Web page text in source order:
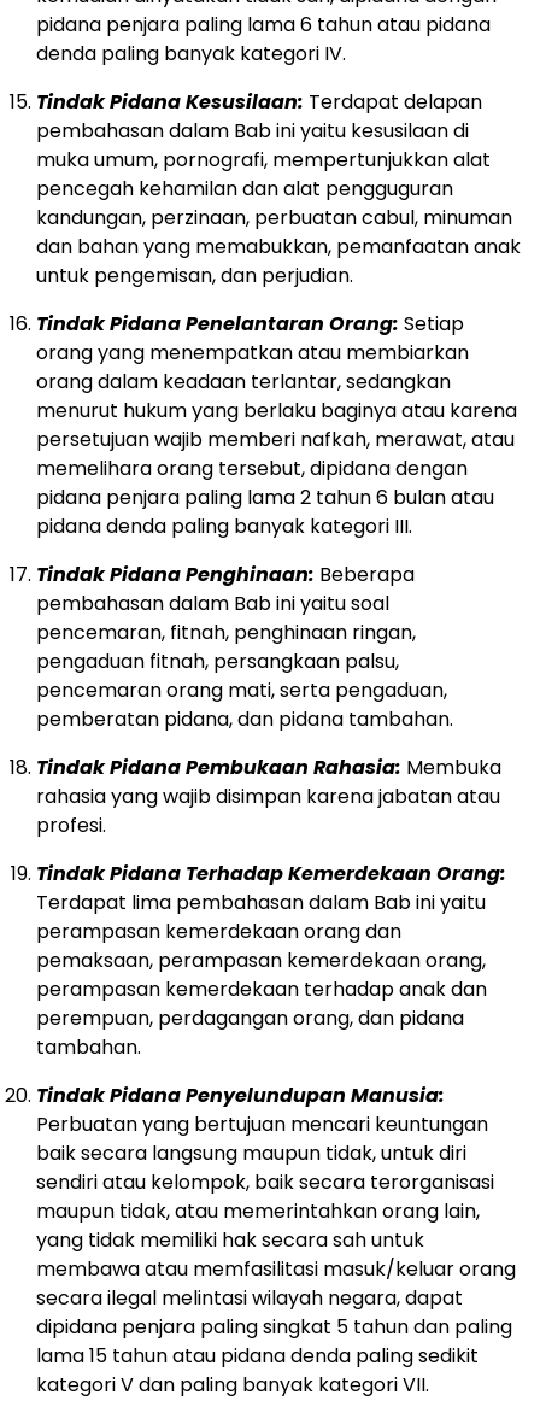
pidana penjara paling lama 6 tahun atau pidana
denda paling banyak kategori IV.
Tindak Pidana Kesusilaan: Terdapat delapan
pembahasan dalam Bab ini yaitu kesusilaan di
muka umum, pornografi, mempertunjukkan alat
pencegah kehamilan dan alat pengguguran
kandungan, perzinaan, perbuatan cabul, minuman
dan bahan yang memabukkan, pemanfaatan anak
untuk pengemisan, dan perjudian.
Tindak Pidana Penelantaran Orang: Setiap
orang yang menempatkan atau membiarkan
orang dalam keadaan terlantar, sedangkan
menurut hukum yang berlaku baginya atau karena
persetujuan wajib memberi nafkah, merawat, atau
memelihara orang tersebut, dipidana dengan
pidana penjara paling lama 2 tahun 6 bulan atau
pidana denda paling banyak kategori III.
Tindak Pidana Penghinaan: Beberapa
pembahasan dalam Bab ini yaitu soal
pencemaran, fitnah, penghinaan ringan,
pengaduan fitnah, persangkaan palsu,
pencemaran orang mati, serta pengaduan,
pemberatan pidana, dan pidana tambahan.
Tindak Pidana Pembukaan Rahasia: Membuka
rahasia yang wajib disimpan karena jabatan atau
profesi.
Tindak Pidana Terhadap Kemerdekaan Orang:
Terdapat lima pembahasan dalam Bab ini yaitu
perampasan kemerdekaan orang dan
pemaksaan, perampasan kemerdekaan orang,
perampasan kemerdekaan terhadap anak dan
perempuan, perdagangan orang, dan pidana
tambahan.
Tindak Pidana Penyelundupan Manusia:
Perbuatan yang bertujuan mencari keuntungan
baik secara langsung maupun tidak, untuk diri
sendiri atau kelompok, baik secara terorganisasi
maupun tidak, atau memerintahkan orang lain,
yang tidak memiliki hak secara sah untuk
membawa atau memfasilitasi masuk/keluar orang
secara ilegal melintasi wilayah negara, dapat
dipidana penjara paling singkat 5 tahun dan paling
lama 15 tahun atau pidana denda paling sedikit
kategori V dan paling banyak kategori VII.